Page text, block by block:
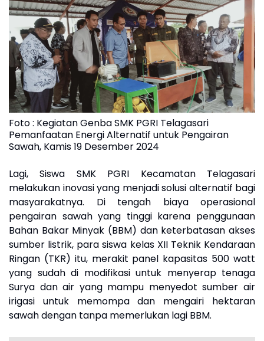
Foto : Kegiatan Genba SMK PGRI Telagasari
Pemanfaatan Energi Alternatif untuk Pengairan
Sawah, Kamis 19 Desember 2024
Lagi, Siswa SMK PGRI Kecamatan Telagasari
melakukan inovasi yang menjadi solusi alternatif bagi
masyarakatnya. Di tengah biaya operasional
pengairan sawah yang tinggi karena penggunaan
Bahan Bakar Minyak (BBM) dan keterbatasan akses
sumber listrik, para siswa kelas XII Teknik Kendaraan
Ringan (TKR) itu, merakit panel kapasitas 500 watt
yang sudah di modifikasi untuk menyerap tenaga
Surya dan air yang mampu menyedot sumber air
irigasi untuk memompa dan mengairi hektaran
sawah dengan tanpa memerlukan lagi BBM.